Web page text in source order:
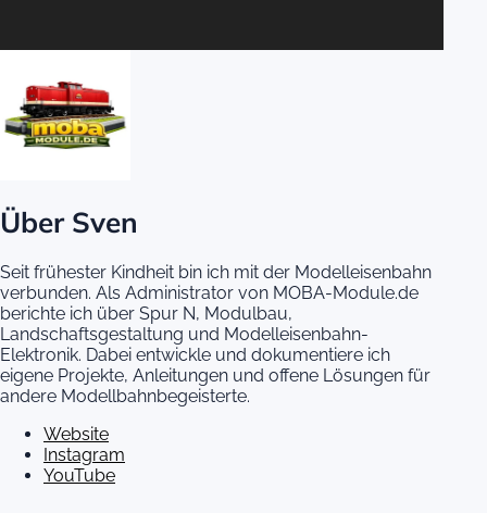
Über Sven
Seit frühester Kindheit bin ich mit der Modelleisenbahn
verbunden. Als Administrator von MOBA-Module.de
berichte ich über Spur N, Modulbau,
Landschaftsgestaltung und Modelleisenbahn-
Elektronik. Dabei entwickle und dokumentiere ich
eigene Projekte, Anleitungen und offene Lösungen für
andere Modellbahnbegeisterte.
Website
Instagram
YouTube